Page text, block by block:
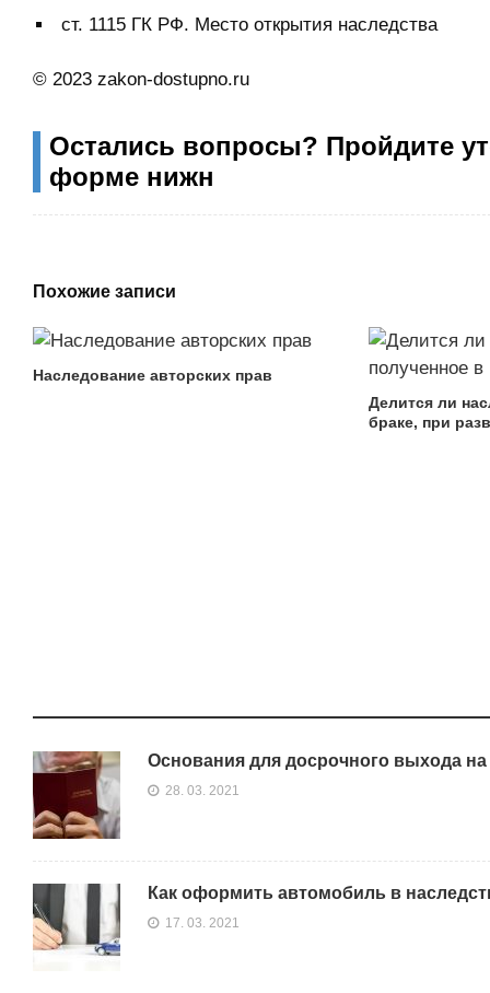
ст. 1115 ГК РФ. Место открытия наследства
© 2023 zakon-dostupno.ru
Остались вопросы? Пройдите
форме нижн
Похожие записи
Наследование авторских прав
Делится ли
браке, при
Основания для досрочного выхода
28. 03. 2021
Как оформить автомобиль в
17. 03. 2021